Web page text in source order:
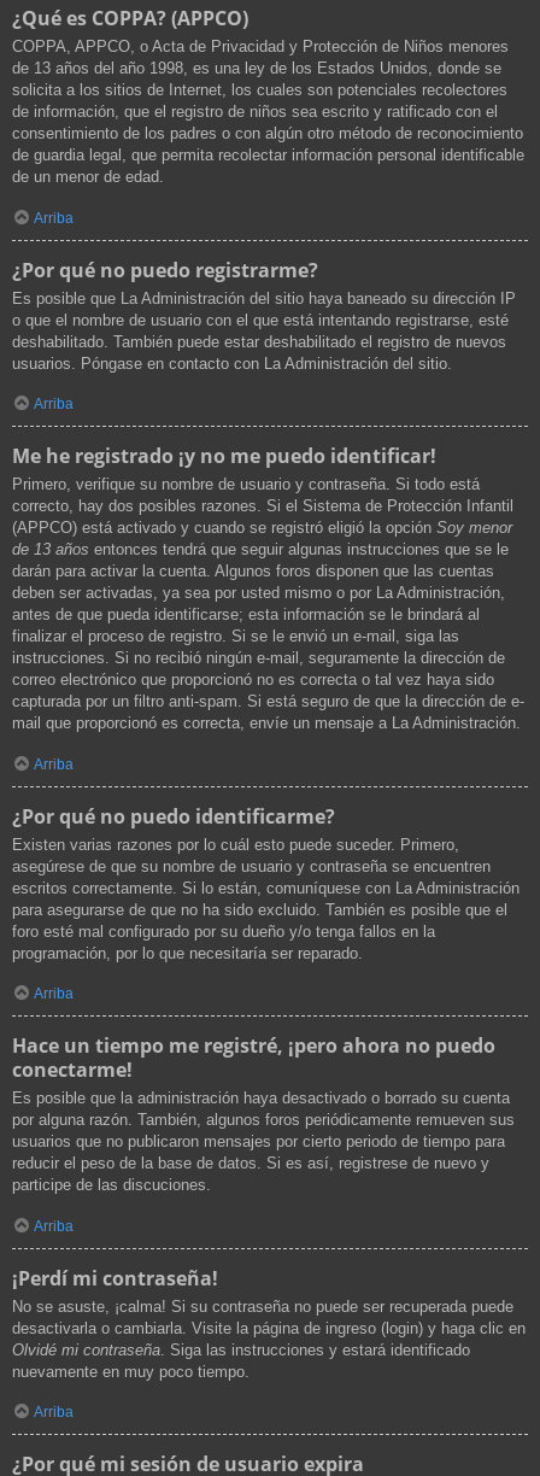
¿Qué es COPPA? (APPCO)
COPPA, APPCO, o Acta de Privacidad y Protección de Niños menores
de 13 años del año 1998, es una ley de los Estados Unidos, donde se
solicita a los sitios de Internet, los cuales son potenciales recolectores
de información, que el registro de niños sea escrito y ratificado con el
consentimiento de los padres o con algún otro método de reconocimiento
de guardia legal, que permita recolectar información personal identificable
de un menor de edad.
Arriba
¿Por qué no puedo registrarme?
Es posible que La Administración del sitio haya baneado su dirección IP
o que el nombre de usuario con el que está intentando registrarse, esté
deshabilitado. También puede estar deshabilitado el registro de nuevos
usuarios. Póngase en contacto con La Administración del sitio.
Arriba
Me he registrado ¡y no me puedo identificar!
Primero, verifique su nombre de usuario y contraseña. Si todo está
correcto, hay dos posibles razones. Si el Sistema de Protección Infantil
(APPCO) está activado y cuando se registró eligió la opción Soy menor
de 13 años entonces tendrá que seguir algunas instrucciones que se le
darán para activar la cuenta. Algunos foros disponen que las cuentas
deben ser activadas, ya sea por usted mismo o por La Administración,
antes de que pueda identificarse; esta información se le brindará al
finalizar el proceso de registro. Si se le envió un e-mail, siga las
instrucciones. Si no recibió ningún e-mail, seguramente la dirección de
correo electrónico que proporcionó no es correcta o tal vez haya sido
capturada por un filtro anti-spam. Si está seguro de que la dirección de e-
mail que proporcionó es correcta, envíe un mensaje a La Administración.
Arriba
¿Por qué no puedo identificarme?
Existen varias razones por lo cuál esto puede suceder. Primero,
asegúrese de que su nombre de usuario y contraseña se encuentren
escritos correctamente. Si lo están, comuníquese con La Administración
para asegurarse de que no ha sido excluido. También es posible que el
foro esté mal configurado por su dueño y/o tenga fallos en la
programación, por lo que necesitaría ser reparado.
Arriba
Hace un tiempo me registré, ¡pero ahora no puedo
conectarme!
Es posible que la administración haya desactivado o borrado su cuenta
por alguna razón. También, algunos foros periódicamente remueven sus
usuarios que no publicaron mensajes por cierto periodo de tiempo para
reducir el peso de la base de datos. Si es así, registrese de nuevo y
participe de las discuciones.
Arriba
¡Perdí mi contraseña!
No se asuste, ¡calma! Si su contraseña no puede ser recuperada puede
desactivarla o cambiarla. Visite la página de ingreso (login) y haga clic en
Olvidé mi contraseña . Siga las instrucciones y estará identificado
nuevamente en muy poco tiempo.
Arriba
¿Por qué mi sesión de usuario expira